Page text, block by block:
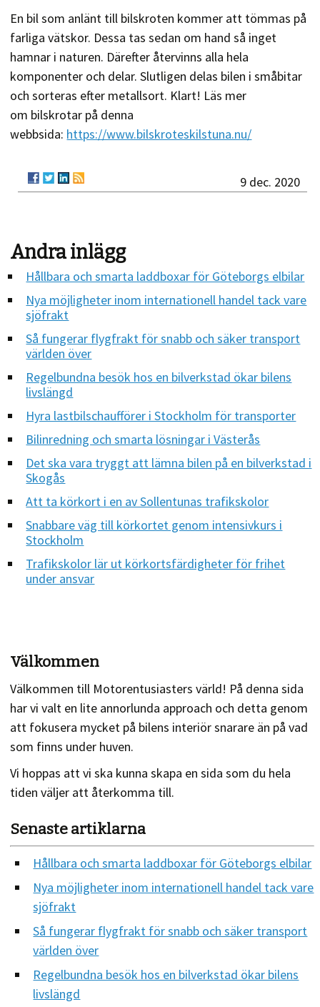
En bil som anlänt till bilskroten kommer att tömmas på
farliga vätskor. Dessa tas sedan om hand så inget
hamnar i naturen. Därefter återvinns alla hela
komponenter och delar. Slutligen delas bilen i småbitar
och sorteras efter metallsort. Klart! Läs mer
om bilskrotar på denna
webbsida: https://www.bilskroteskilstuna.nu/
9 dec. 2020
Andra inlägg
Hållbara och smarta laddboxar för Göteborgs elbilar
Nya möjligheter inom internationell handel tack vare
sjöfrakt
Så fungerar flygfrakt för snabb och säker transport
världen över
Regelbundna besök hos en bilverkstad ökar bilens
livslängd
Hyra lastbilschaufförer i Stockholm för transporter
Bilinredning och smarta lösningar i Västerås
Det ska vara tryggt att lämna bilen på en bilverkstad i
Skogås
Att ta körkort i en av Sollentunas trafikskolor
Snabbare väg till körkortet genom intensivkurs i
Stockholm
Trafikskolor lär ut körkortsfärdigheter för frihet
under ansvar
Välkommen
Välkommen till Motorentusiasters värld! På denna sida
har vi valt en lite annorlunda approach och detta genom
att fokusera mycket på bilens interiör snarare än på vad
som finns under huven.
Vi hoppas att vi ska kunna skapa en sida som du hela
tiden väljer att återkomma till.
Senaste artiklarna
Hållbara och smarta laddboxar för Göteborgs elbilar
Nya möjligheter inom internationell handel tack vare
sjöfrakt
Så fungerar flygfrakt för snabb och säker transport
världen över
Regelbundna besök hos en bilverkstad ökar bilens
livslängd